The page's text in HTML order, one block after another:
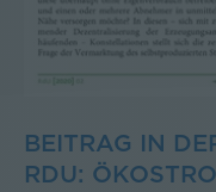
BEITRAG IN
RDU: